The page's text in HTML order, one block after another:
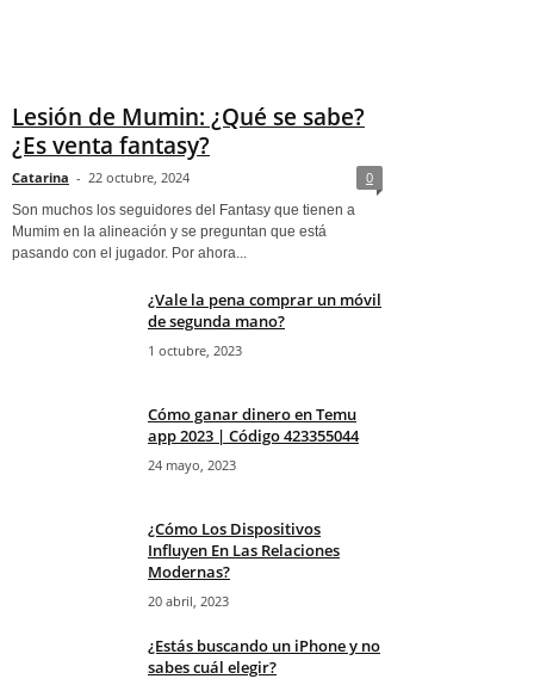
Lesión de Mumin: ¿Qué se sabe?
¿Es venta fantasy?
Catarina - 22 octubre, 2024 0
Son muchos los seguidores del Fantasy que tienen a
Mumim en la alineación y se preguntan que está
pasando con el jugador. Por ahora...
¿Vale la pena comprar un móvil
de segunda mano?
1 octubre, 2023
Cómo ganar dinero en Temu
app 2023 | Código 423355044
24 mayo, 2023
¿Cómo Los Dispositivos
Influyen En Las Relaciones
Modernas?
20 abril, 2023
¿Estás buscando un iPhone y no
sabes cuál elegir?